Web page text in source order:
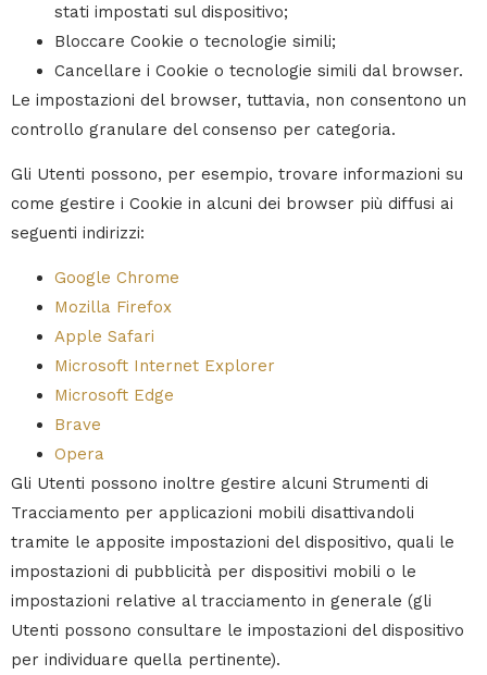
stati impostati sul dispositivo;
Bloccare Cookie o tecnologie simili;
Cancellare i Cookie o tecnologie simili dal browser.
Le impostazioni del browser, tuttavia, non consentono un
controllo granulare del consenso per categoria.
Gli Utenti possono, per esempio, trovare informazioni su
come gestire i Cookie in alcuni dei browser più diffusi ai
seguenti indirizzi:
Google Chrome
Mozilla Firefox
Apple Safari
Microsoft Internet Explorer
Microsoft Edge
Brave
Opera
Gli Utenti possono inoltre gestire alcuni Strumenti di
Tracciamento per applicazioni mobili disattivandoli
tramite le apposite impostazioni del dispositivo, quali le
impostazioni di pubblicità per dispositivi mobili o le
impostazioni relative al tracciamento in generale (gli
Utenti possono consultare le impostazioni del dispositivo
per individuare quella pertinente).